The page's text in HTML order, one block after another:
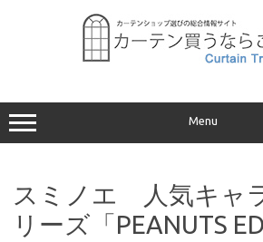
ッ
プ
Menu
スミノエ 人気キャ
リーズ「PEANUTS